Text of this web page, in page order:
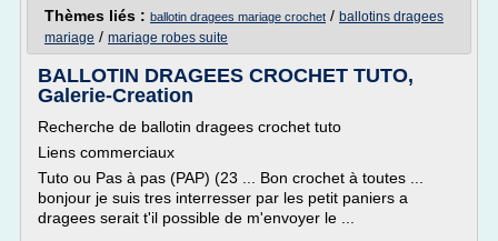
Thèmes liés : ballotin dragees mariage crochet / ballotins dragees
mariage / mariage robes suite
BALLOTIN DRAGEES CROCHET TUTO,
Galerie-Creation
Recherche de ballotin dragees crochet tuto
Liens commerciaux
Tuto ou Pas à pas (PAP) (23 ... Bon crochet à toutes ...
bonjour je suis tres interresser par les petit paniers a
dragees serait t'il possible de m'envoyer le ...